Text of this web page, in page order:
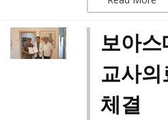
보아스
교사의
체결